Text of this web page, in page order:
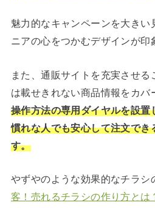
魅力的なキャンペーンを大きい
ニアの心をつかむデザインが印
また、通販サイトを充実させる
は載せきれない商品情報をカバ
操作方法の専用ダイヤルを設置
慣れな人でも安心して注文でき
す。
やずやのような効果的なチラシ
客！売れるチラシの作り方とは